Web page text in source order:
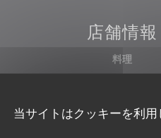
当サイトはクッキーを利
店舗情報
料理
ビジネスタイプ
伝統的なフランス料理レストラン,